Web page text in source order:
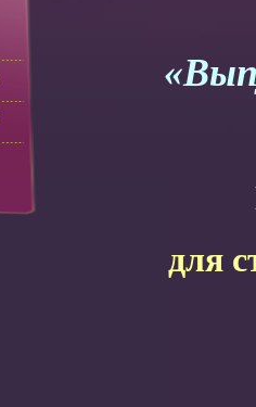
для